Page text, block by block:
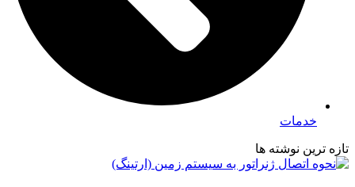
خدمات
تازه ترین نوشته ها